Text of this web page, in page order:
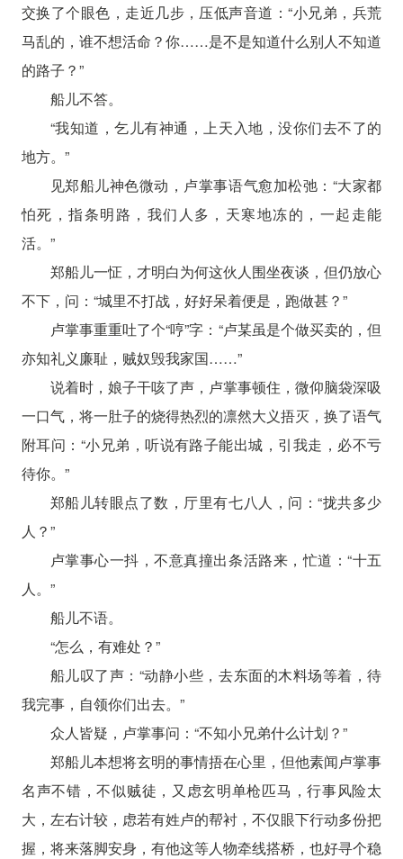
交换了个眼色，走近几步，压低声音道：“小兄弟，兵荒
马乱的，谁不想活命？你……是不是知道什么别人不知道
的路子？”
船儿不答。
“我知道，乞儿有神通，上天入地，没你们去不了的
地方。”
见郑船儿神色微动，卢掌事语气愈加松弛：“大家都
怕死，指条明路，我们人多，天寒地冻的，一起走能
活。”
郑船儿一怔，才明白为何这伙人围坐夜谈，但仍放心
不下，问：“城里不打战，好好呆着便是，跑做甚？”
卢掌事重重吐了个“哼”字：“卢某虽是个做买卖的，但
亦知礼义廉耻，贼奴毁我家国……”
说着时，娘子干咳了声，卢掌事顿住，微仰脑袋深吸
一口气，将一肚子的烧得热烈的凛然大义捂灭，换了语气
附耳问：“小兄弟，听说有路子能出城，引我走，必不亏
待你。”
郑船儿转眼点了数，厅里有七八人，问：“拢共多少
人？”
卢掌事心一抖，不意真撞出条活路来，忙道：“十五
人。”
船儿不语。
“怎么，有难处？”
船儿叹了声：“动静小些，去东面的木料场等着，待
我完事，自领你们出去。”
众人皆疑，卢掌事问：“不知小兄弟什么计划？”
郑船儿本想将玄明的事情捂在心里，但他素闻卢掌事
名声不错，不似贼徒，又虑玄明单枪匹马，行事风险太
大，左右计较，虑若有姓卢的帮衬，不仅眼下行动多份把
握，将来落脚安身，有他这等人物牵线搭桥，也好寻个稳